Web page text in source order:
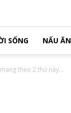
SỐNG NẤU ĂN
theo 2 thứ này...